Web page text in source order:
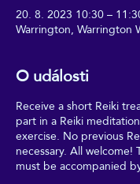
20. 8. 2023 10:30 –
Warrington, Warrington
O události
Receive a short Reiki
part in a Reiki
exercise. No previous
necessary. All welcome!
must be accompanied